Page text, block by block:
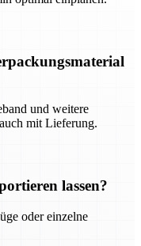
und weitere
mit Lieferung.
lassen?
oder einzelne